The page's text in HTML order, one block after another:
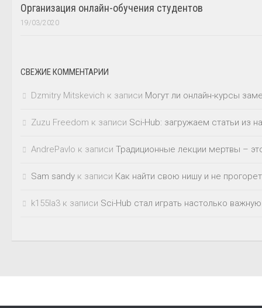
Организация онлайн-обучения студентов
19/03/2020
СВЕЖИЕ КОММЕНТАРИИ
Dzmitry Mitskevich к записи Могут ли онлайн-курсы
Zuzu Freedom к записи Sci-Hub: загружаем статьи из
AndrePavlo к записи Традиционные лекции мертвы –
Sam sandy к записи Как найти свою нишу и не
k155la3 к записи Sci-Hub стал играть настолько